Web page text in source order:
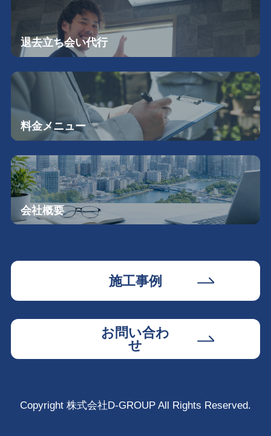
退去立ち会い代行
料金メニュー
会社概要
施工事例
お問い合わ
せ
Copyright 株式会社D-GROUP All Rights Reserved.